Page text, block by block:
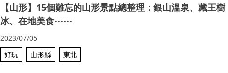
【山形】15個難忘的山形景點總整理：銀山溫泉、藏王樹
冰、在地美食⋯⋯
2023/07/05
好玩
山形縣 東北